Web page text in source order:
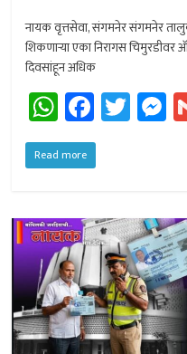
नायक वृत्तसेवा, संगमनेर संगमनेर
शिकणार्‍या एका निरागस
दिवसांहून अधिक
W
h
at
p
p
Fa
ce
b
ok
T
wi
r
Read more